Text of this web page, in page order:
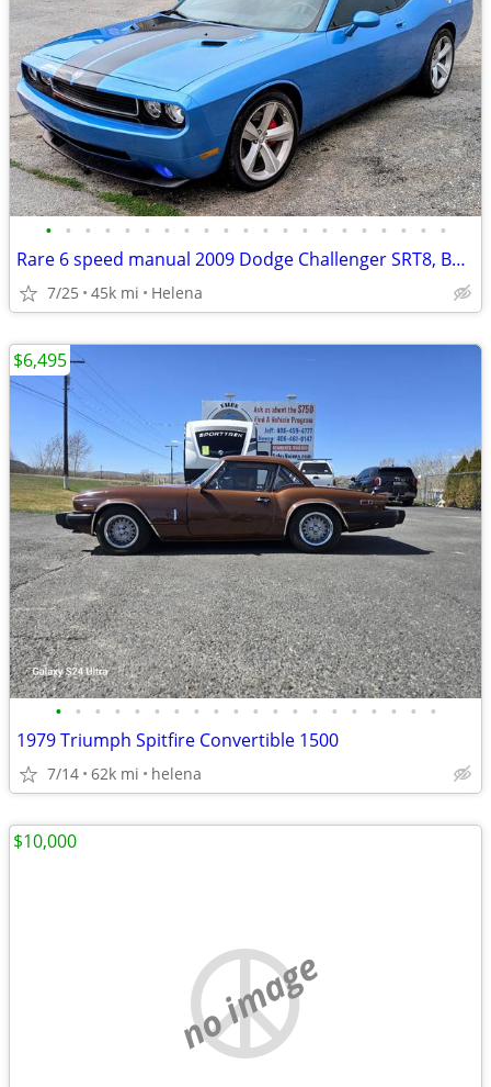
• • • • • • • • • • • • • • • • • • • • •
Rare 6 speed manual 2009 Dodge Challenger SRT8, B5 Blue Pearl
7/25 45k mi Helena
• • • • • • • • • • • • • • • • • • • •
1979 Triumph Spitfire Convertible 1500
7/14 62k mi helena
$6,495
no image
$10,000